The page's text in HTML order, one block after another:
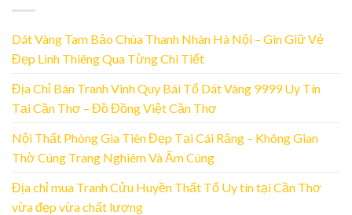
Dát Vàng Tam Bảo Chùa Thanh Nhàn Hà Nội – Gìn Giữ Vẻ
Đẹp Linh Thiêng Qua Từng Chi Tiết
Địa Chỉ Bán Tranh Vinh Quy Bái Tổ Dát Vàng 9999 Uy Tín
Tại Cần Thơ – Đồ Đồng Việt Cần Thơ
Nội Thất Phòng Gia Tiên Đẹp Tại Cái Răng – Không Gian
Thờ Cúng Trang Nghiêm Và Ấm Cúng
Địa chỉ mua Tranh Cửu Huyền Thất Tổ Uy tín tại Cần Thơ
vừa đẹp vừa chất lượng